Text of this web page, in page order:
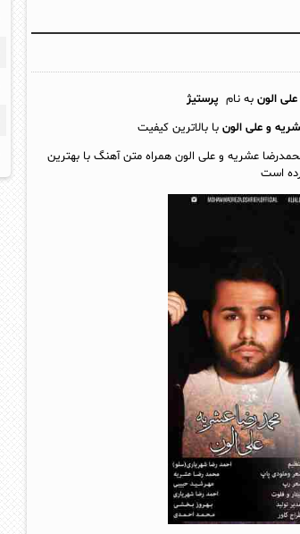
الون به نام پرستیژ
و علی الون با بالاترین کیفیت
عشریه و علی الون همراه متن آهنگ با بهترین
است